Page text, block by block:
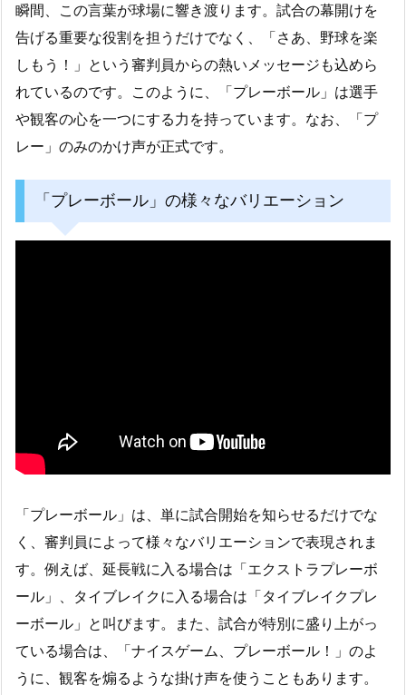
瞬間、この言葉が球場に響き渡ります。試合の幕開けを
告げる重要な役割を担うだけでなく、「さあ、野球を楽
しもう！」という審判員からの熱いメッセージも込めら
れているのです。このように、「プレーボール」は選手
や観客の心を一つにする力を持っています。なお、「プ
レー」のみのかけ声が正式です。
「プレーボール」の様々なバリエーション
「プレーボール」は、単に試合開始を知らせるだけでな
く、審判員によって様々なバリエーションで表現されま
す。例えば、延長戦に入る場合は「エクストラプレーボ
ール」、タイブレイクに入る場合は「タイブレイクプレ
ーボール」と叫びます。また、試合が特別に盛り上がっ
ている場合は、「ナイスゲーム、プレーボール！」のよ
うに、観客を煽るような掛け声を使うこともあります。